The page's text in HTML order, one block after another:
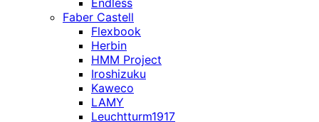
Faber Castell
Flexbook
Herbin
HMM Project
Iroshizuku
Kaweco
LAMY
Leuchtturm1917